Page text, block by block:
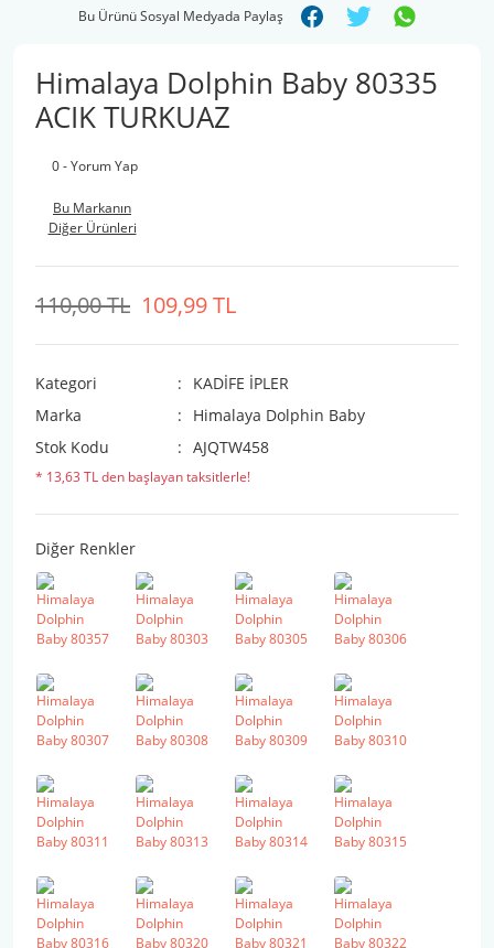
Bu Ürünü Sosyal Medyada Paylaş
Himalaya Dolphin Baby 80335
ACIK TURKUAZ
0 - Yorum Yap
Bu Markanın
Diğer Ürünleri
109,99 TL
110,00 TL
Kategori
KADİFE İPLER
Marka
Himalaya Dolphin Baby
Stok Kodu
AJQTW458
* 13,63 TL den başlayan taksitlerle!
Diğer Renkler